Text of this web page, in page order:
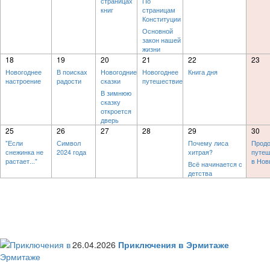
книг
страницам
Конституции
Основной
закон нашей
жизни
18
Новогоднее
настроение
19
В поисках
радости
20
Новогодние
сказки
В зимнюю
сказку
откроется
дверь
21
Новогоднее
путешествие
22
Книга дня
23
25
"Если
снежинка не
растает..."
26
Символ
2024 года
27 28 29
Почему лиса
хитрая?
Всё начинается с
детства
30
в
26.04.2026 Приключения в Эрмитаже